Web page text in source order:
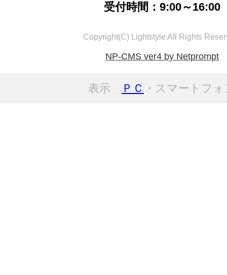
受付時間：9:00～16:00
Copyright(C) Lightstyle All Rights
NP-CMS ver4 by Netprompt
表示 ＰＣ ・スマートフ